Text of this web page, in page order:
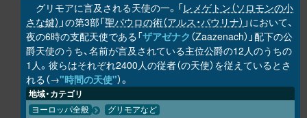
グリモアに言及される天使の一。「レメゲトン（ソロモンの小
さな鍵） 」の第3部「聖パウロの術（アルス・パウリナ） 」において、
夜の6時の支配天使である「ザアゼナク （Zaazenach）」配下の公
爵天使のうち、名前が言及されている主位公爵の12人のうちの
1人。彼らはそれぞれ2400人の従者（の天使）を従えているとさ
れる（→"時間の天使"）。
地域・カテゴリ
ヨーロッパ全般 グリモアなど